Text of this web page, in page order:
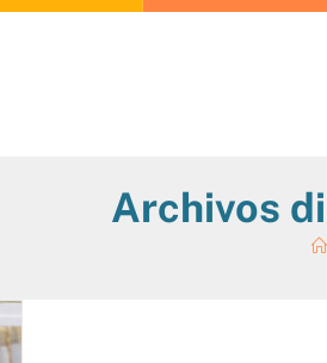
Archivos